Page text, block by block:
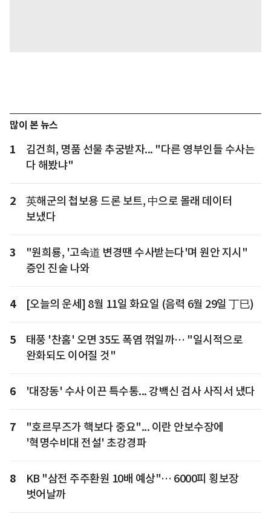
많이 본 뉴스
1
김건희, 명품 선물 추궁받자... "다른 영부인들 수사는
다 해봤냐"
2
英해군의 첩보용 드론 보트, 中으로 몰래 데이터
보냈다
3
"원희룡, '고속道 변경땐 수사받는다'며 원안 지시"
증인 진술 나와
4 [오늘의 운세] 8월 11일 화요일 (음력 6월 29일 丁巳)
5
태풍 '찬홈' 오면 35도 폭염 꺾일까… "일시적으로
완화되도 이어질 것"
6 '대장동' 수사 이끈 특수통... 강백신 검사 사직서 냈다
7
"호르무즈가 핵보다 중요"... 이란 안보수장에
'혁명수비대 전설' 초강경파
8
KB "삼전 주주환원 10배 예상"… 6000피 횡보장
벗어날까